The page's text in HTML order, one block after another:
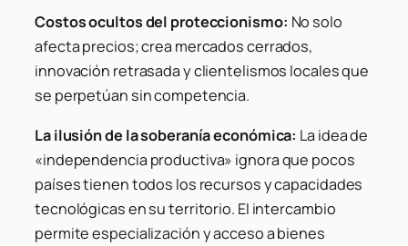
Costos ocultos del proteccionismo: No solo
afecta precios; crea mercados cerrados,
innovación retrasada y clientelismos locales que
se perpetúan sin competencia.
La ilusión de la soberanía económica: La idea de
«independencia productiva» ignora que pocos
países tienen todos los recursos y capacidades
tecnológicas en su territorio. El intercambio
permite especialización y acceso a bienes